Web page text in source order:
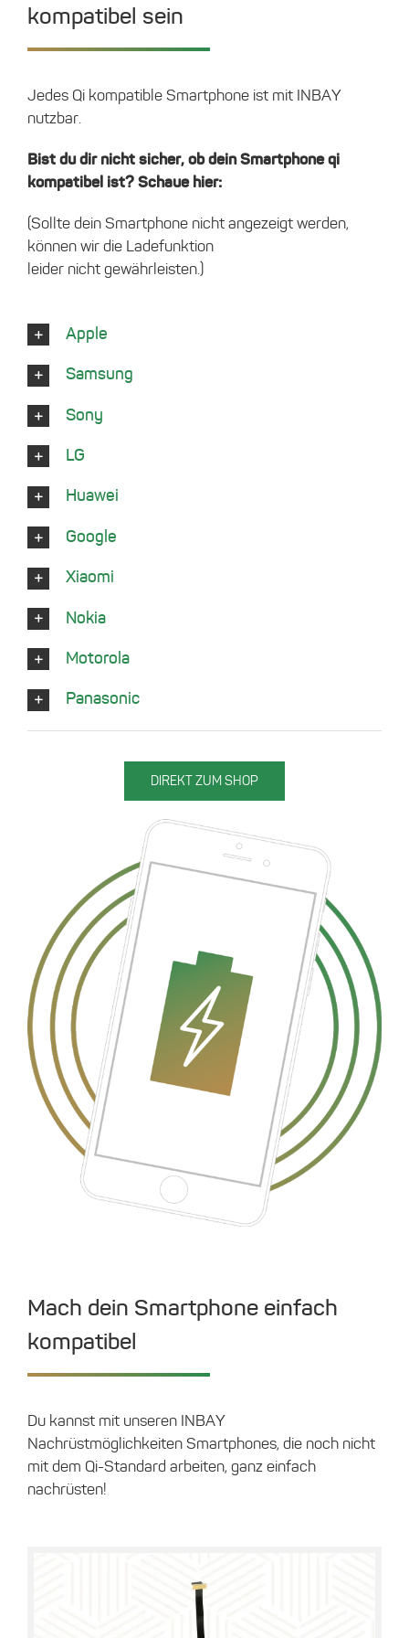
kompatibel sein
Jedes Qi kompatible Smartphone ist mit INBAY
nutzbar.
Bist du dir nicht sicher, ob dein Smartphone qi
kompatibel ist? Schaue hier:
(Sollte dein Smartphone nicht angezeigt werden,
können wir die Ladefunktion
leider nicht gewährleisten.)
Apple
Samsung
Sony
LG
Huawei
Google
Xiaomi
Nokia
Motorola
Panasonic
DIREKT ZUM SHOP
Mach dein Smartphone einfach
kompatibel
Du kannst mit unseren INBAY
Nachrüstmöglichkeiten Smartphones, die noch nicht
mit dem Qi-Standard arbeiten, ganz einfach
nachrüsten!